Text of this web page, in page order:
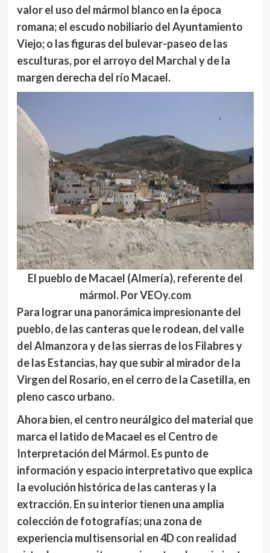
valor el uso del mármol blanco en la época
romana; el escudo nobiliario del Ayuntamiento
Viejo; o lasfiguras del bulevar-paseo de las
esculturas, por el arroyo del Marchal y de la
margen derecha del río Macael.
El pueblo de Macael (Almería), referente del
mármol. Por VEOy.com
Para lograr una panorámica impresionante del
pueblo, de las canteras que le rodean, del valle
del Almanzora y de las sierras de los Filabres y
de las Estancias, hay que subir al mirador de la
Virgen del Rosario, en el cerro de la Casetilla, en
pleno casco urbano.
Ahora bien, el centro neurálgico del material que
marca el latido de Macael es el Centro de
Interpretación del Mármol. Es punto de
información y espacio interpretativo que explica
la evolución histórica de las canteras y la
extracción. En su interior tienen una amplia
colección de fotografías; una zona de
experiencia multisensorial en 4D con realidad